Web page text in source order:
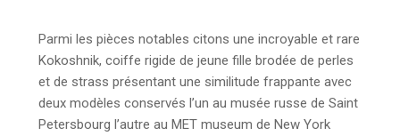
Parmi les pièces notables citons une incroyable et rare
Kokoshnik, coiffe rigide de jeune fille brodée de perles
et de strass présentant une similitude frappante avec
deux modèles conservés l’un au musée russe de Saint
Petersbourg l’autre au MET museum de New York